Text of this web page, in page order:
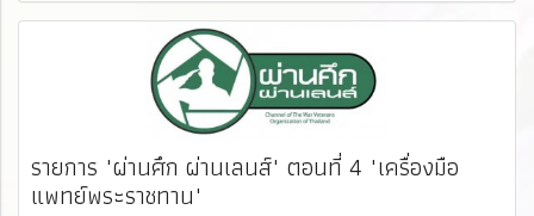
รายการ "ผ่านศึก ผ่านเลนส์" ตอนที่ 4 "เครื่องมือ
แพทย์พระราชทาน"